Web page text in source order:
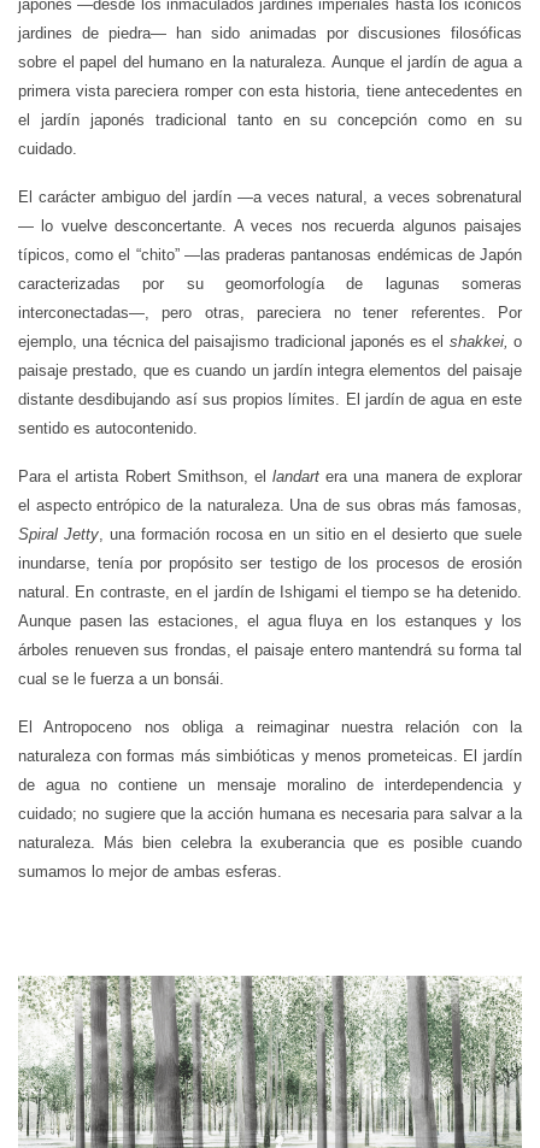
japonés—desde los inmaculados jardines imperiales hasta los icónicos
jardines de piedra— han sido animadas por discusiones filosóficas
sobre el papel del humano en la naturaleza. Aunque el jardín de agua a
primera vista pareciera romper con esta historia, tiene antecedentes en
el jardín japonés tradicional tanto en su concepción como en su
cuidado.
El carácter ambiguo del jardín —a veces natural, a veces sobrenatural
— lo vuelve desconcertante. A veces nos recuerda algunos paisajes
típicos, como el “chito” —las praderas pantanosas endémicas de Japón
caracterizadas por su geomorfología de lagunas someras
interconectadas—, pero otras, pareciera no tener referentes. Por
ejemplo, una técnica del paisajismo tradicional japonés es el shakkei, o
paisaje prestado, que es cuando un jardín integra elementos del paisaje
distante desdibujando así sus propios límites. El jardín de agua en este
sentido es autocontenido.
Para el artista Robert Smithson, ellandart era una manera de explorar
el aspecto entrópico de la naturaleza. Una de sus obras más famosas,
Spiral Jetty, una formación rocosa en un sitio en el desierto que suele
inundarse, tenía por propósito ser testigo de los procesos de erosión
natural. En contraste, en el jardín de Ishigami el tiempo se ha detenido.
Aunque pasen las estaciones, el agua fluya en los estanques y los
árboles renueven sus frondas, el paisaje entero mantendrá su forma tal
cual se le fuerza a un bonsái.
El Antropoceno nos obliga a reimaginar nuestra relación con la
naturaleza con formas más simbióticas y menos prometeicas. El jardín
de agua no contiene un mensaje moralino de interdependencia y
cuidado; no sugiere que la acción humana es necesaria para salvar a la
naturaleza. Más bien celebra la exuberancia que es posible cuando
sumamos lo mejor de ambas esferas.